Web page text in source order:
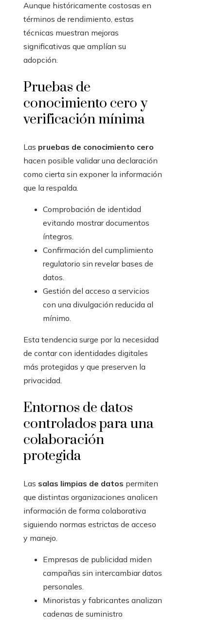
Aunque históricamente costosas en
términos de rendimiento, estas
técnicas muestran mejoras
significativas que amplían su
adopción.
Pruebas de
conocimiento cero y
verificación mínima
Las pruebas de conocimiento cero
hacen posible validar una declaración
como cierta sin exponer la información
que la respalda.
Comprobación de identidad
evitando mostrar documentos
íntegros.
Confirmación del cumplimiento
regulatorio sin revelar bases de
datos.
Gestión del acceso a servicios
con una divulgación reducida al
mínimo.
Esta tendencia surge por la necesidad
de contar con identidades digitales
más protegidas y que preserven la
privacidad.
Entornos de datos
controlados para una
colaboración
protegida
Las salas limpias de datos permiten
que distintas organizaciones analicen
información de forma colaborativa
siguiendo normas estrictas de acceso
y manejo.
Empresas de publicidad miden
campañas sin intercambiar datos
personales.
Minoristas y fabricantes analizan
cadenas de suministro